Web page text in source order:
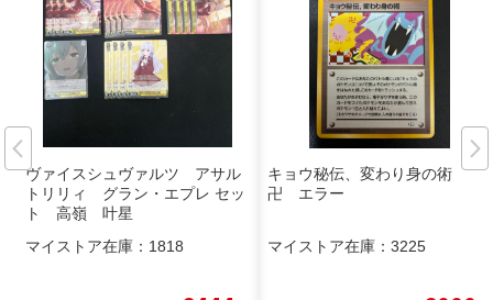
ヴァイスシュヴァルツ アサル
トリリィ グラン・エプレ セッ
ト 高嶺 叶星
マイストア在庫： 1818
キョウ秘伝、変わり身の術
卍 エラー
マイストア在庫： 3225